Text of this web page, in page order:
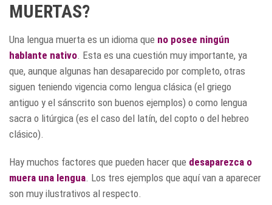
MUERTAS?
Una lengua muerta es un idioma que no posee ningún
hablante nativo. Esta es una cuestión muy importante, ya
que, aunque algunas han desaparecido por completo, otras
siguen teniendo vigencia como lengua clásica (el griego
antiguo y el sánscrito son buenos ejemplos) o como lengua
sacra o litúrgica (es el caso del latín, del copto o del hebreo
clásico).
Hay muchos factores que pueden hacer que desaparezca o
muera una lengua. Los tres ejemplos que aquí van a aparecer
son muy ilustrativos al respecto.